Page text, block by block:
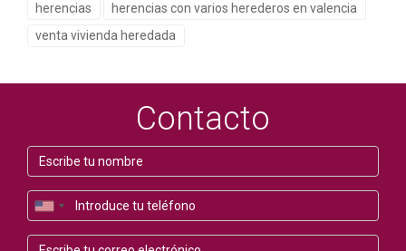
traumático. Con la estrategia adecuada y un
enfoque en la comunicación, las familias pueden
La clave para gestionar eficazmente la venta de una
legales, fomentar la comunicación abierta entre los
herederos y aplicar estrategias adecuadas de venta. Cada
situación es única, pero abordar estos elementos le
permitirá garantizar un proceso fluido y exitoso. Recuerde
herencias
herencias con varios herederos en valencia
venta vivienda heredada
Contacto